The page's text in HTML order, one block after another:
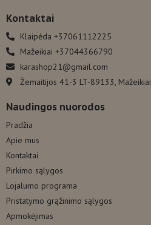
Kontaktai
Klaipėda +37061112225
Mažeikiai +37044366790
karashop21@gmail.com
Žemaitijos 41-3 LT-89133, Mažeikiai
Naudingos nuorodos
Pradžia
Apie mus
Kontaktai
Pirkimo sąlygos
Lojalumo programa
Pristatymo grąžinimo sąlygos
Apmokėjimas